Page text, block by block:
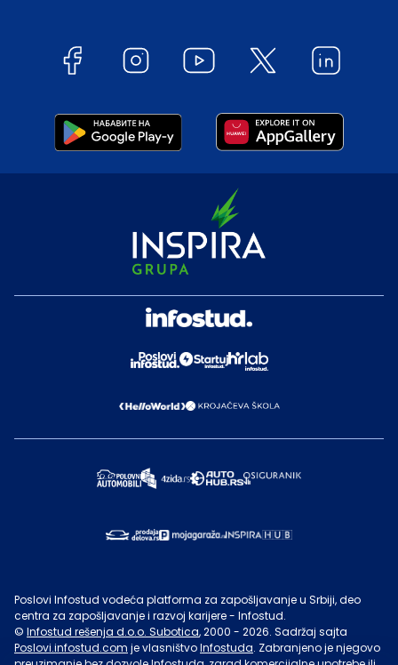
Poslovi Infostud vodeća platforma za zapošljavanje u Srbiji, deo
centra za zapošljavanje i razvoj karijere - Infostud.
© Infostud rešenja d.o.o. Subotica, 2000 - 2026. Sadržaj sajta
Poslovi.infostud.com je vlasništvoInfostuda. Zabranjeno je njegovo